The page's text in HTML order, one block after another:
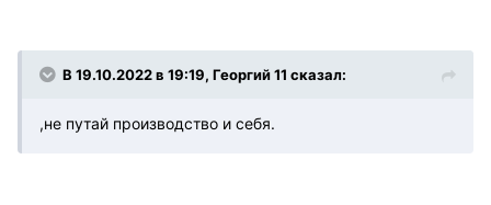
В 19.10.2022 в 19:19, Георгий 11 сказал:
,не путай производство и себя.